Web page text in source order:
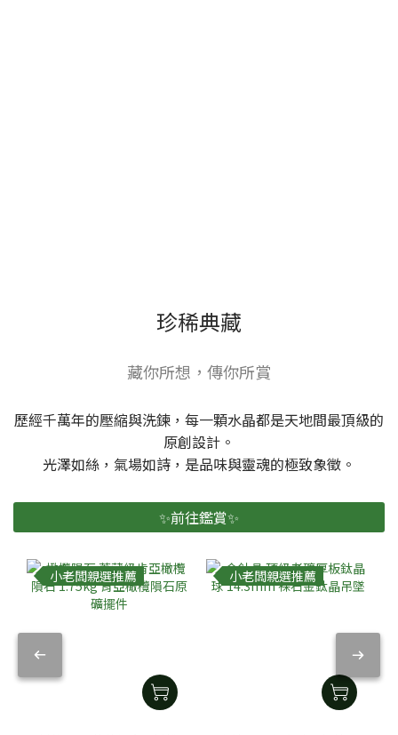
珍稀典藏
藏你所想，傳你所賞
歷經千萬年的壓縮與洗鍊，每一顆水晶都是天地間最頂級的
原創設計。
光澤如絲，氣場如詩，是品味與靈魂的極致象徵。
✨前往鑑賞✨
小老闆親選推薦 小老闆親選推薦